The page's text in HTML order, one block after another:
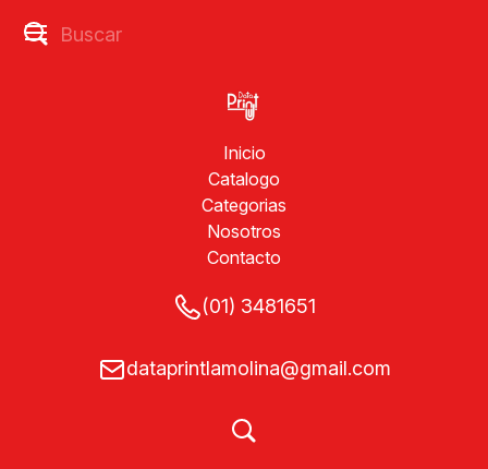
Inicio
Catalogo
Categorias
Nosotros
Contacto
(01) 3481651
dataprintlamolina@gmail.com